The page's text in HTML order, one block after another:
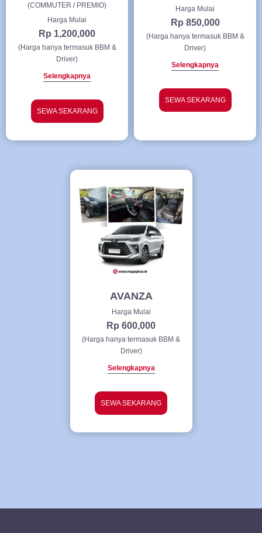
(COMMUTER / PREMIO)
Harga Mulai
Rp 1,200,000
(Harga hanya termasuk BBM &
Driver)
Selengkapnya
SEWA SEKARANG
Harga Mulai
Rp 850,000
(Harga hanya termasuk BBM &
Driver)
Selengkapnya
SEWA SEKARANG
AVANZA
Harga Mulai
Rp 600,000
(Harga hanya termasuk BBM &
Driver)
Selengkapnya
SEWA SEKARANG